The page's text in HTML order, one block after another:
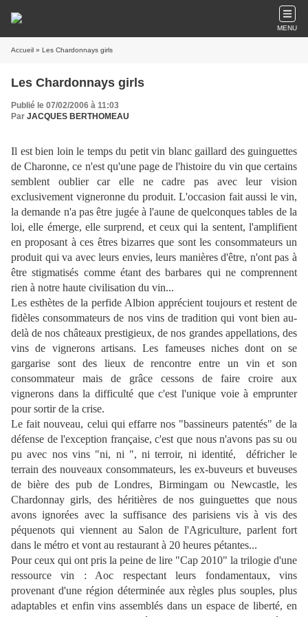
MENU
Accueil » Les Chardonnays girls
Les Chardonnays girls
Publié le 07/02/2006 à 11:03
Par JACQUES BERTHOMEAU
Il est bien loin le temps du petit vin blanc gaillard des guinguettes
de Charonne, ce n'est qu'une page de l'histoire du vin que certains
semblent oublier car elle ne cadre pas avec leur vision
exclusivement vigneronne du produit. L'occasion fait aussi le vin,
la demande n'a pas être jugée à l'aune de quelconques tables de la
loi, elle émerge, elle surprend, et ceux qui la sentent, l'amplifient
en proposant à ces êtres bizarres que sont les consommateurs un
produit qui va avec leurs envies, leurs manières d'être, n'ont pas à
être stigmatisés comme étant des barbares qui ne comprennent
rien à notre haute civilisation du vin...
Les esthètes de la perfide Albion apprécient toujours et restent de
fidèles consommateurs de nos vins de tradition qui vont bien au-
delà de nos châteaux prestigieux, de nos grandes appellations, des
vins de vignerons artisans. Les fameuses niches dont on se
gargarise sont des lieux de rencontre entre un vin et son
consommateur mais de grâce cessons de faire croire aux
vignerons dans la difficulté que c'est l'unique voie à emprunter
pour sortir de la crise.
Le fait nouveau, celui qui effarre nos "bassineurs patentés" de la
défense de l'exception française, c'est que nous n'avons pas su ou
pu avec nos vins "ni, ni ", ni terroir, ni identité, défricher le
terrain des nouveaux consommateurs, les ex-buveurs et buveuses
de bière des pub de Londres, Birmingam ou Newcastle, les
Chardonnay girls, des héritières de nos guinguettes que nous
avons ignorées avec la suffisance des parisiens vis à vis des
péquenots qui viennent au Salon de l'Agriculture, parlent fort
dans le métro et vont au restaurant à 20 heures pétantes...
Pour ceux qui ont pris la peine de lire "Cap 2010" la trilogie d'une
ressource vin : Aoc respectant leurs fondamentaux, vins
provenant d'une région déterminée aux règles plus souples, plus
adaptables et enfin vins assemblés dans un espace de liberté, en